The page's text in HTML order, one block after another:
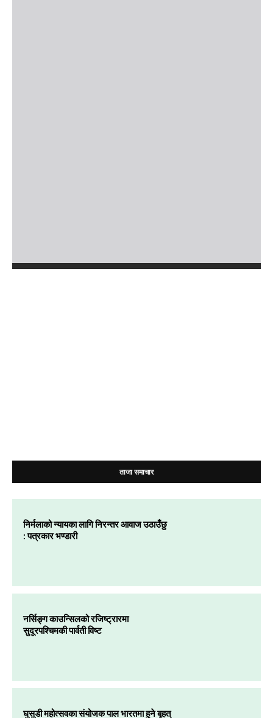
ताजा समाचार
निर्मलाको न्यायका लागि निरन्तर आवाज उठाउँछु
: पत्रकार भण्डारी
नर्सिङ्ग काउन्सिलको रजिष्ट्रारमा
सुदूरपश्चिमकी पार्वती विष्ट
घुसुडी महोत्सवका संयोजक पाल भारतमा हुने बृहत्